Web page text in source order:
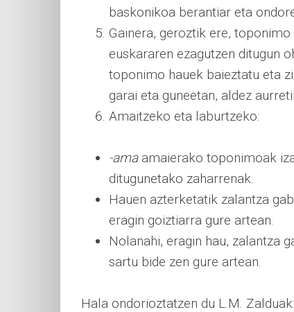
baskonikoa berantiar eta
Gainera, geroztik ere,
euskararen ezagutzen ditugun
toponimo hauek baieztatu eta
garai eta guneetan, aldez
Amaitzeko eta laburtzeko:
-amaamaierako toponimoak
ditugunetako zaharrenak.
Hauen azterketatik zalantza
eragin goiztiarra gure artean.
Nolanahi, eragin hau, zalantza
sartu bide zen gure artean.
Hala ondorioztatzen du L.M.